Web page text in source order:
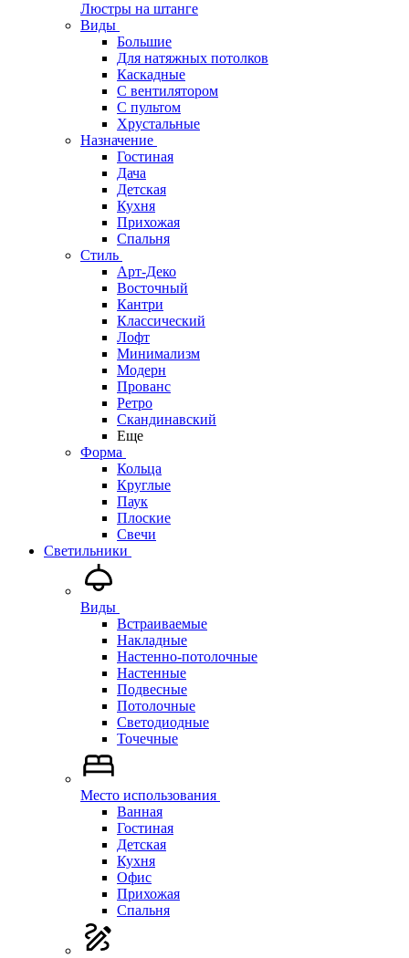
Люстры на штанге
Виды
Большие
Для натяжных потолков
Каскадные
С вентилятором
С пультом
Хрустальные
Назначение
Гостиная
Дача
Детская
Кухня
Прихожая
Спальня
Стиль
Арт-Деко
Восточный
Кантри
Классический
Лофт
Минимализм
Модерн
Прованс
Ретро
Скандинавский
Еще
Форма
Кольца
Круглые
Паук
Плоские
Свечи
Светильники
Виды
Встраиваемые
Накладные
Настенно-потолочные
Настенные
Подвесные
Потолочные
Светодиодные
Точечные
Место использования
Ванная
Гостиная
Детская
Кухня
Офис
Прихожая
Спальня